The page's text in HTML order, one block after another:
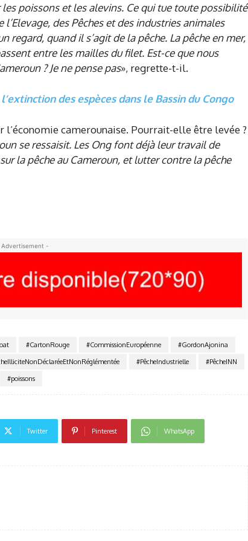
poissons et les alevins. Ce qui tue toute possibilité
des Pêches et des industries animales
regard, quand il s’agit de la pêche. La pêche en mer,
entre les mailles du filet. Est-ce que nous
? Je ne pense pas», regrette-t-il.
des espèces dans le Bassin du Congo
l’économie camerounaise. Pourrait-elle être levée ?
se ressaisit. Les Ong font déjà leur travail de
la pêche au Cameroun, et lutter contre la pêche
-
#CartonRouge #CommissionEuropéenne
#GordonAjonina
#PêcheIndustrielle
#PêcheINN
#poissons
Twitter Pinterest WhatsApp